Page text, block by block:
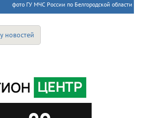
фото ГУ МЧС России по Белгородской области
новостей